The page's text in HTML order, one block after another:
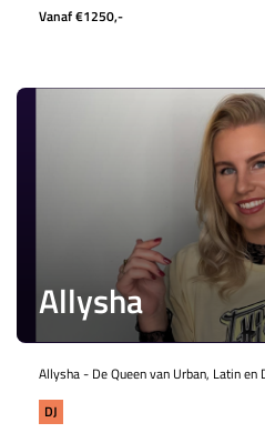
Vanaf €1250,-
Allysha
Allysha - De Queen van Urban, Latin en
DJ